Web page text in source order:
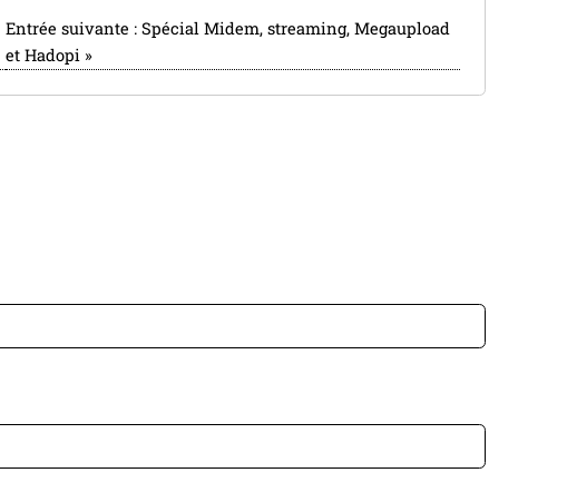
Entrée suivante :Spécial Midem, streaming, Megaupload
et Hadopi »